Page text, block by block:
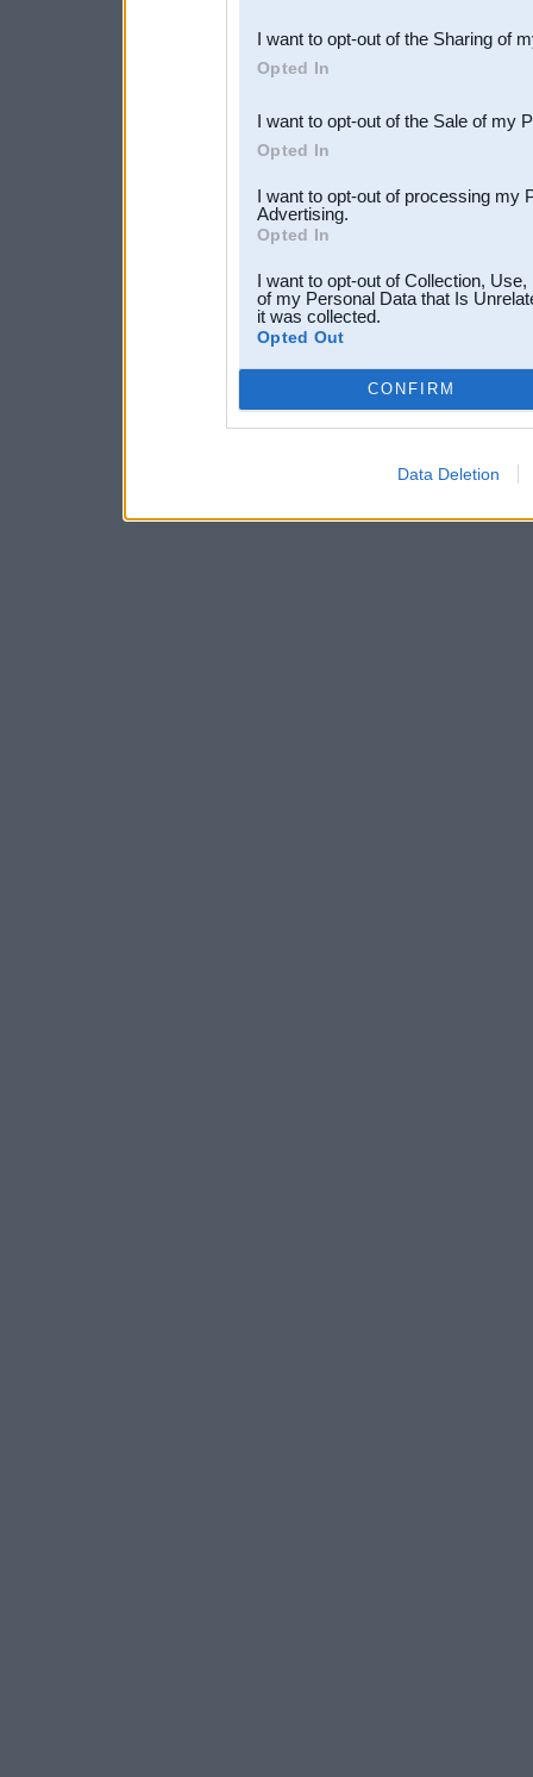
Downstream Participants
third parties.
I want to opt-out of the Sharing of
Opted In
I want to opt-out of the Sale of my
Opted In
I want to opt-out of processing my
Advertising.
Opted In
I want to opt-out of Collection,
of my Personal Data that Is
it was collected.
Opted Out
CONFIRM
Data Deletion